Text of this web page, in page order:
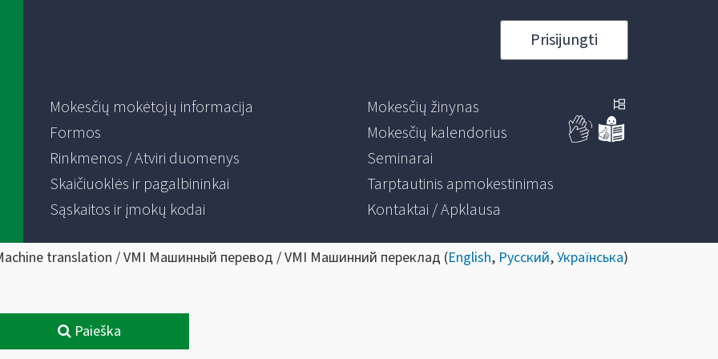
Prisijungti
Mokesčių mokėtojų informacija
Formos
Rinkmenos / Atviri duomenys
Skaičiuoklės ir pagalbininkai
Sąskaitos ir įmokų kodai
Mokesčių žinynas
Mokesčių kalendorius
Seminarai
Tarptautinis apmokestinimas
Kontaktai / Apklausa
translation / VMI Машинный перевод / VMI Машинний переклад (English, Русский,Українська)
Paieška